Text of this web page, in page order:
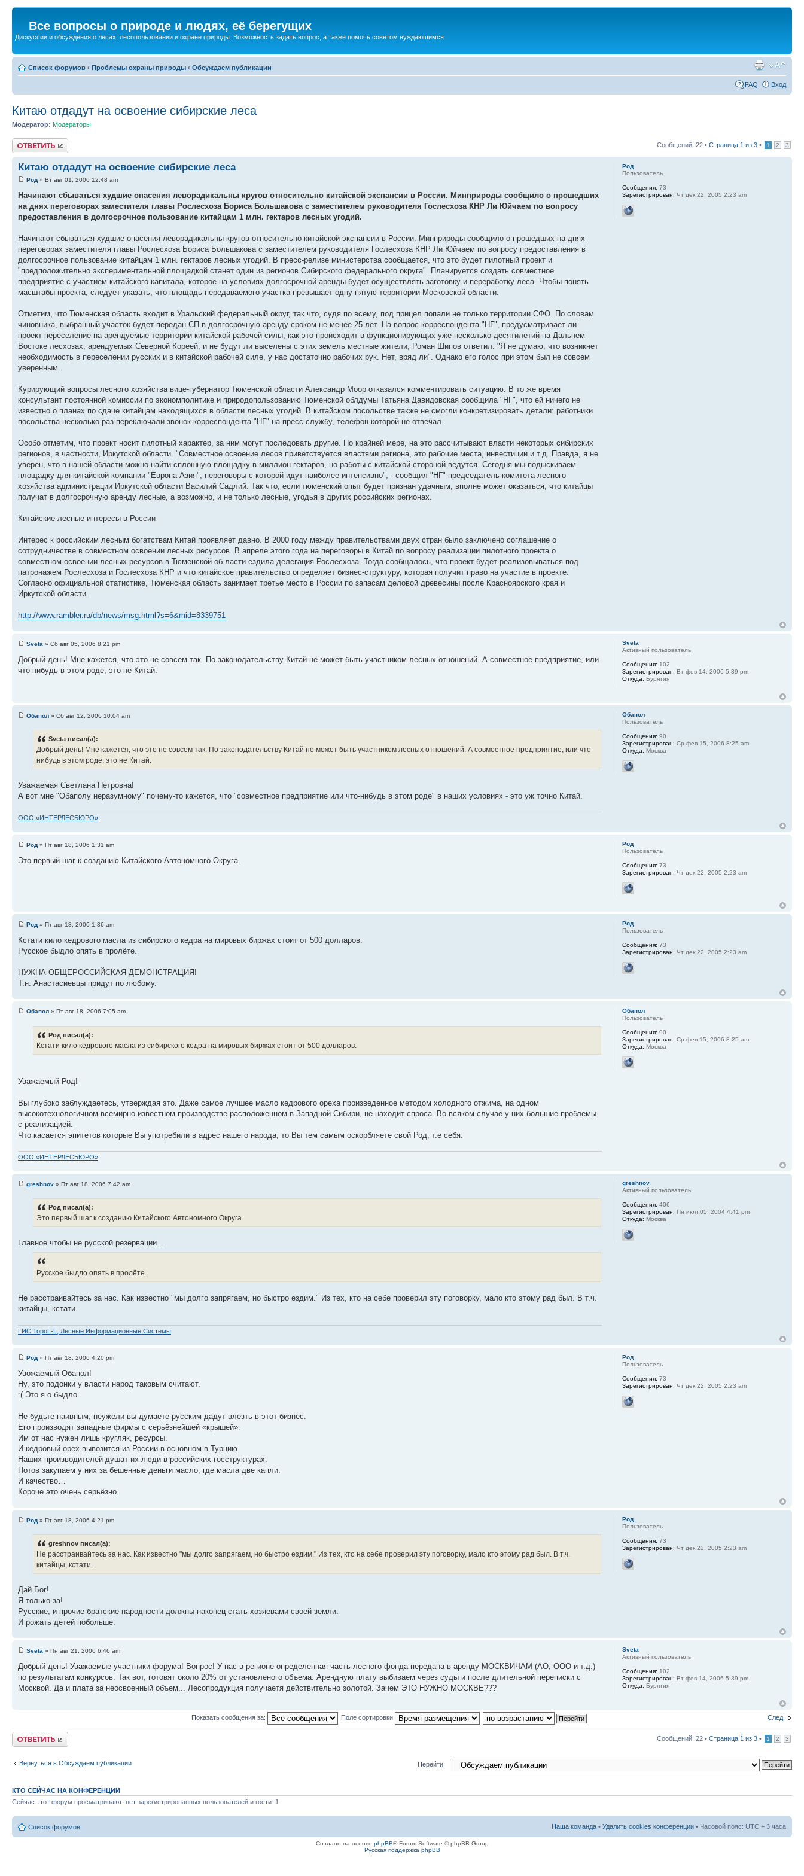
Все вопросы о природе и людях, её берегущих
Дискуссии и обсуждения о лесах, лесопользовании и охране природы. Возможность задать вопрос, а также помочь советом нуждающимся.
Список форумов ‹ Проблемы охраны природы ‹ Обсуждаем публикации
FAQ Вход
Китаю отдадут на освоение сибирские леса
Модератор: Модераторы
Ответить Сообщений: 22 • Страница 1 из 3 • 1 2 3
Китаю отдадут на освоение сибирские леса
Род » Вт авг 01, 2006 12:48 am
Начинают сбываться худшие опасения леворадикальны кругов относительно китайской экспансии в России. Минприроды сообщило о прошедших
на днях переговорах заместителя главы Рослесхоза Бориса Большакова с заместителем руководителя Гослесхоза КНР Ли Юйчаем по вопросу
предоставления в долгосрочное пользование китайцам 1 млн. гектаров лесных угодий.
Начинают сбываться худшие опасения леворадикальны кругов относительно китайской экспансии в России. Минприроды сообщило о прошедших на днях
переговорах заместителя главы Рослесхоза Бориса Большакова с заместителем руководителя Гослесхоза КНР Ли Юйчаем по вопросу предоставления в
долгосрочное пользование китайцам 1 млн. гектаров лесных угодий. В пресс-релизе министерства сообщается, что это будет пилотный проект и
"предположительно экспериментальной площадкой станет один из регионов Сибирского федерального округа". Планируется создать совместное
предприятие с участием китайского капитала, которое на условиях долгосрочной аренды будет осуществлять заготовку и переработку леса. Чтобы понять
масштабы проекта, следует указать, что площадь передаваемого участка превышает одну пятую территории Московской области.
Отметим, что Тюменская область входит в Уральский федеральный округ, так что, судя по всему, под прицел попали не только территории СФО. По словам
чиновника, выбранный участок будет передан СП в долгосрочную аренду сроком не менее 25 лет. На вопрос корреспондента "НГ", предусматривает ли
проект переселение на арендуемые территории китайской рабочей силы, как это происходит в функционирующих уже несколько десятилетий на Дальнем
Востоке лесхозах, арендуемых Северной Кореей, и не будут ли выселены с этих земель местные жители, Роман Шипов ответил: "Я не думаю, что возникнет
необходимость в переселении русских и в китайской рабочей силе, у нас достаточно рабочих рук. Нет, вряд ли". Однако его голос при этом был не совсем
уверенным.
Курирующий вопросы лесного хозяйства вице-губернатор Тюменской области Александр Моор отказался комментировать ситуацию. В то же время
консультант постоянной комиссии по экономполитике и природопользованию Тюменской облдумы Татьяна Давидовская сообщила "НГ", что ей ничего не
известно о планах по сдаче китайцам находящихся в области лесных угодий. В китайском посольстве также не смогли конкретизировать детали: работники
посольства несколько раз переключали звонок корреспондента "НГ" на пресс-службу, телефон которой не отвечал.
Особо отметим, что проект носит пилотный характер, за ним могут последовать другие. По крайней мере, на это рассчитывают власти некоторых сибирских
регионов, в частности, Иркутской области. "Совместное освоение лесов приветствуется властями региона, это рабочие места, инвестиции и т.д. Правда, я не
уверен, что в нашей области можно найти сплошную площадку в миллион гектаров, но работы с китайской стороной ведутся. Сегодня мы подыскиваем
площадку для китайской компании "Европа-Азия", переговоры с которой идут наиболее интенсивно", - сообщил "НГ" председатель комитета лесного
хозяйства администрации Иркутской области Василий Садлий. Так что, если тюменский опыт будет признан удачным, вполне может оказаться, что китайцы
получат в долгосрочную аренду лесные, а возможно, и не только лесные, угодья в других российских регионах.
Китайские лесные интересы в России
Интерес к российским лесным богатствам Китай проявляет давно. В 2000 году между правительствами двух стран было заключено соглашение о
сотрудничестве в совместном освоении лесных ресурсов. В апреле этого года на переговоры в Китай по вопросу реализации пилотного проекта о
совместном освоении лесных ресурсов в Тюменской об ласти ездила делегация Рослесхоза. Тогда сообщалось, что проект будет реализовываться под
патронажем Рослесхоза и Гослесхоза КНР и что китайское правительство определяет бизнес-структуру, которая получит право на участие в проекте.
Согласно официальной статистике, Тюменская область занимает третье место в России по запасам деловой древесины после Красноярского края и
Иркутской области.
http://www.rambler.ru/db/news/msg.html?s=6&mid=8339751
Род
Пользователь
Сообщения: 73
Зарегистрирован: Чт дек 22, 2005 2:23 am
Sveta » Сб авг 05, 2006 8:21 pm
Добрый день! Мне кажется, что это не совсем так. По законодательству Китай не может быть участником лесных отношений. А совместное предприятие, или
что-нибудь в этом роде, это не Китай.
Sveta
Активный пользователь
Сообщения: 102
Зарегистрирован: Вт фев 14, 2006 5:39 pm
Откуда: Бурятия
Обапол » Сб авг 12, 2006 10:04 am
Sveta писал(а):
Добрый день! Мне кажется, что это не совсем так. По законодательству Китай не может быть участником лесных отношений. А совместное предприятие, или что-
нибудь в этом роде, это не Китай.
Уважаемая Светлана Петровна!
А вот мне "Обаполу неразумному" почему-то кажется, что "совместное предприятие или что-нибудь в этом роде" в наших условиях - это уж точно Китай.
ООО «ИНТЕРЛЕСБЮРО»
Обапол
Пользователь
Сообщения: 90
Зарегистрирован: Ср фев 15, 2006 8:25 am
Откуда: Москва
Род » Пт авг 18, 2006 1:31 am
Это первый шаг к созданию Китайского Автономного Округа.
Род
Пользователь
Сообщения: 73
Зарегистрирован: Чт дек 22, 2005 2:23 am
Род » Пт авг 18, 2006 1:36 am
Кстати кило кедрового масла из сибирского кедра на мировых биржах стоит от 500 долларов.
Русское быдло опять в пролёте.
НУЖНА ОБЩЕРОССИЙСКАЯ ДЕМОНСТРАЦИЯ!
Т.н. Анастасиевцы придут по любому.
Род
Пользователь
Сообщения: 73
Зарегистрирован: Чт дек 22, 2005 2:23 am
Обапол » Пт авг 18, 2006 7:05 am
Род писал(а):
Кстати кило кедрового масла из сибирского кедра на мировых биржах стоит от 500 долларов.
Уважаемый Род!
Вы глубоко заблуждаетесь, утверждая это. Даже самое лучшее масло кедрового ореха произведенное методом холодного отжима, на одном
высокотехнологичном всемирно известном производстве расположенном в Западной Сибири, не находит спроса. Во всяком случае у них большие проблемы
с реализацией.
Что касается эпитетов которые Вы употребили в адрес нашего народа, то Вы тем самым оскорбляете свой Род, т.е себя.
ООО «ИНТЕРЛЕСБЮРО»
Обапол
Пользователь
Сообщения: 90
Зарегистрирован: Ср фев 15, 2006 8:25 am
Откуда: Москва
greshnov » Пт авг 18, 2006 7:42 am
Род писал(а):
Это первый шаг к созданию Китайского Автономного Округа.
Главное чтобы не русской резервации...
Русское быдло опять в пролёте.
Не расстраивайтесь за нас. Как известно "мы долго запрягаем, но быстро ездим." Из тех, кто на себе проверил эту поговорку, мало кто этому рад был. В т.ч.
китайцы, кстати.
ГИС TopoL-L, Лесные Информационные Системы
greshnov
Активный пользователь
Сообщения: 406
Зарегистрирован: Пн июл 05, 2004 4:41 pm
Откуда: Москва
Род» Пт авг 18, 2006 4:20 pm
Увожаемый Обапол!
Ну, это подонки у власти народ таковым считают.
:( Это я о быдло.
Не будьте наивным, неужели вы думаете русским дадут влезть в этот бизнес.
Его производят западные фирмы с серьёзнейшей «крышей».
Им от нас нужен лишь кругляк, ресурсы.
И кедровый орех вывозится из России в основном в Турцию.
Наших производителей душат их люди в российских госструктурах.
Потов закупаем у них за бешенные деньги масло, где масла две капли.
И качество…
Короче это очень серьёзно.
Род
Пользователь
Сообщения: 73
Зарегистрирован: Чт дек 22, 2005 2:23 am
Род » Пт авг 18, 2006 4:21 pm
greshnov писал(а):
Не расстраивайтесь за нас. Как известно "мы долго запрягаем, но быстро ездим." Из тех, кто на себе проверил эту поговорку, мало кто этому рад был. В т.ч.
китайцы, кстати.
Дай Бог!
Я только за!
Русские, и прочие братские народности должны наконец стать хозяевами своей земли.
И рожать детей побольше.
Род
Пользователь
Сообщения: 73
Зарегистрирован: Чт дек 22, 2005 2:23 am
Sveta » Пн авг 21, 2006 6:46 am
Добрый день! Уважаемые участники форума! Вопрос! У нас в регионе определенная часть лесного фонда передана в аренду МОСКВИЧАМ (АО, ООО и т.д.)
по результатам конкурсов. Так вот, готовят около 20% от установленого объема. Арендную плату выбиваем через суды и после длительной переписки с
Москвой. Да и плата за неосвоенный объем... Лесопродукция получаетя действительно золотой. Зачем ЭТО НУЖНО МОСКВЕ???
Sveta
Активный пользователь
Сообщения: 102
Зарегистрирован: Вт фев 14, 2006 5:39 pm
Откуда: Бурятия
След.
Показать сообщения за: Поле сортировки
Ответить Сообщений: 22 • Страница 1 из 3 • 1 2 3
Вернуться в Обсуждаем публикации Перейти:
КТО СЕЙЧАС НА КОНФЕРЕНЦИИ
Сейчас этот форум просматривают: нет зарегистрированных пользователей и гости: 1
Список форумов Наша команда • Удалить cookies конференции • Часовой пояс: UTC + 3 часа
Создано на основе phpBB® Forum Software © phpBB Group
Русская поддержка phpBB